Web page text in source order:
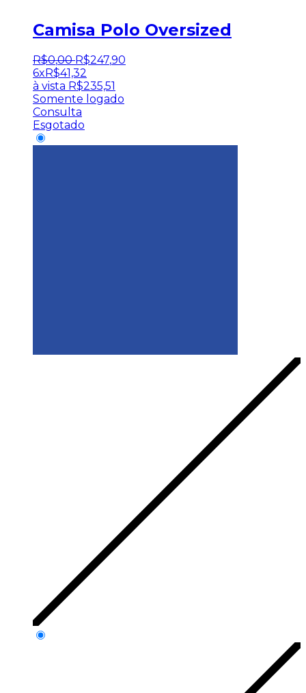
Camisa Polo Oversized
R$0,00 R$247,90
6xR$41,32
à vista R$235,51
Somente logado
Consulta
Esgotado